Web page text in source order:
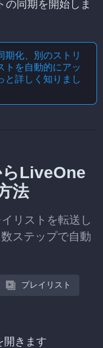
の同期を開始しま
期化、別のストリ
トを自動的にアッ
と詳しく知りまし
LiveOne
法
リストを転送し
ステップで自動
プレイリスト
開きます